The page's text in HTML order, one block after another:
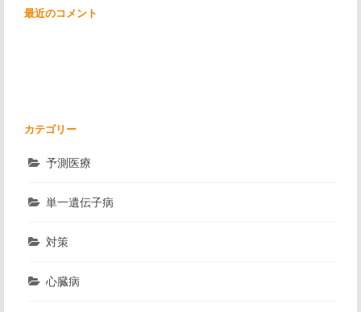
最近のコメント
カテゴリー
予測医療
単一遺伝子病
対策
心臓病